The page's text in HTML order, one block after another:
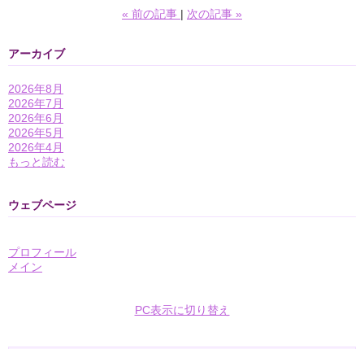
« 前の記事 次の記事 »
アーカイブ
2026年8月
2026年7月
2026年6月
2026年5月
2026年4月
もっと読む
ウェブページ
プロフィール
メイン
PC表示に切り替え